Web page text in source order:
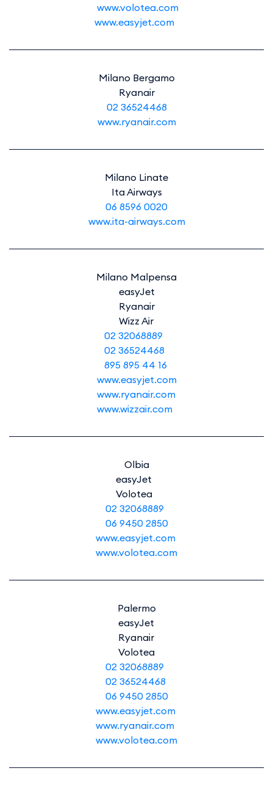
www.volotea.com
www.easyjet.com
Milano Bergamo​​​​​
Ryanair
02 36524468
​​​​​​​www.ryanair.com
Milano Linate​​​​​​
Ita Airways
06 8596 0020
www.ita-airways.com
Milano Malpensa​​​​​
easyJet
Ryanair
Wizz Air
02 32068889
02 36524468
895 895 44 16
www.easyjet.com
www.ryanair.com
www.wizzair.com
Olbia
easyJet
Volotea
02 32068889
06 9450 2850
www.easyjet.com
www.volotea.com
Palermo
easyJet
Ryanair
Volotea
02 32068889
02 36524468
06 9450 2850
www.easyjet.com
www.ryanair.com
www.volotea.com